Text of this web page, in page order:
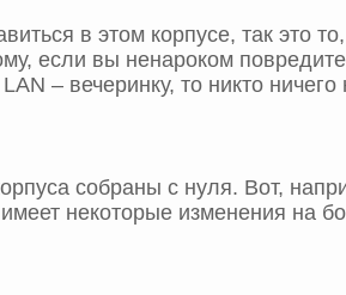
в этом корпусе, так это
если вы ненароком
– вечеринку, то никто ничего
собраны с нуля. Вот,
некоторые изменения на